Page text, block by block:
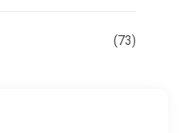
(73)